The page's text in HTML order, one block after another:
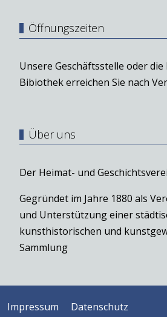
Öffnungszeiten
Unsere Geschäftsstelle oder die
Bibiothek erreichen Sie nach
Über uns
Der Heimat- und
Gegründet im Jahre 1880 als
und Unterstützung einer
kunsthistorischen und
Sammlung
Impressum
Datenschutz